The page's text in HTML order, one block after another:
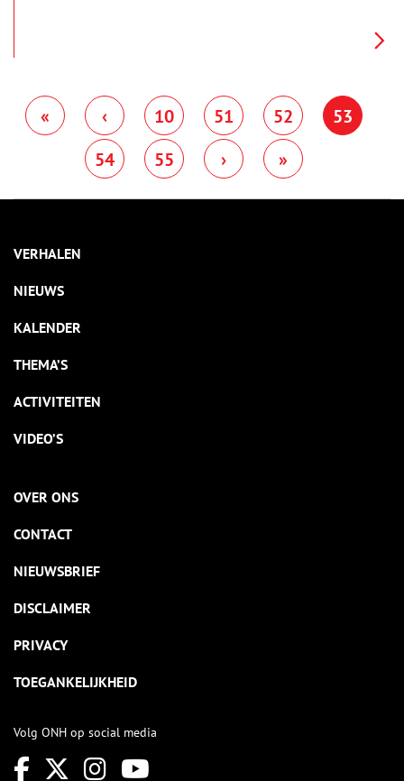
« ‹ 10 51 52
53
54
55 › »
VERHALEN
NIEUWS
KALENDER
THEMA’S
ACTIVITEITEN
VIDEO’S
OVER ONS
CONTACT
NIEUWSBRIEF
DISCLAIMER
PRIVACY
TOEGANKELIJKHEID
Volg ONH op social media